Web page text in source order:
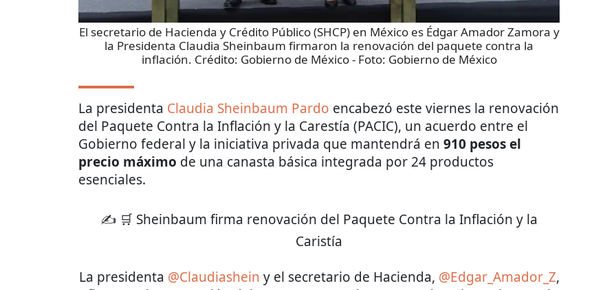
El secretario de Hacienda y Crédito Público (SHCP) en México es Édgar Amador Zamora y
la Presidenta Claudia Sheinbaum firmaron la renovación del paquete contra la
inflación. Crédito: Gobierno de México- Foto: Gobierno de México
La presidenta Claudia Sheinbaum Pardo encabezó este viernes la renovación
del Paquete Contra la Inflación y la Carestía (PACIC), un acuerdo entre el
Gobierno federal y la iniciativa privada que mantendrá en 910 pesos el
precio máximo de una canasta básica integrada por 24 productos
esenciales.
✍️ 🛒 Sheinbaum firma renovación del Paquete Contra la Inflación y la
Caristía
La presidenta @Claudiashein y el secretario de Hacienda, @Edgar_Amador_Z,